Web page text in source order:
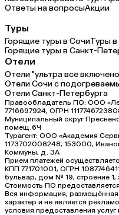
Ответы на вопросыАкции
Туры
Горящие туры в СочиТуры
Горящие туры в Санкт-
Отели
Отели "ультра все
Отели Сочи с
Отели Санкт-Петербурга
Правообладатель ПО: ООО
7716697924, ОГРН
Муниципальный округ
помещ.6Ч
Турагент: ООО «Академия
1173702008248, 153000,
Коммуны, д. ЗА
Прием платежей
КПП 771701001, ОГРН
бульвар, дом № 19, строение 1,
Стоимость ПО
Вся информация,
характер и не является
условия предоставления